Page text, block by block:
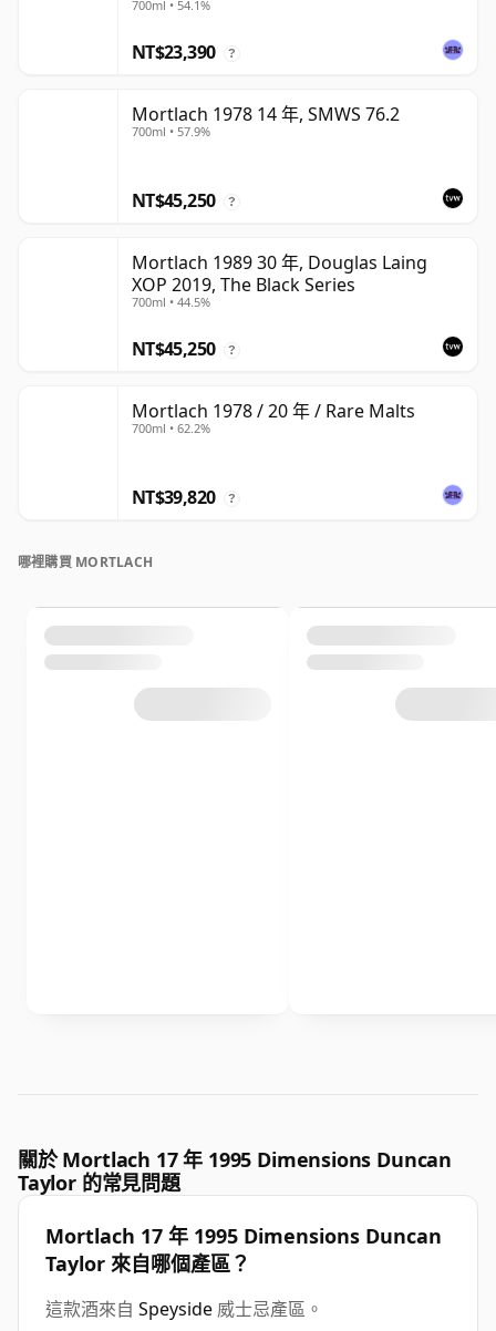
700ml • 54.1%
NT$23,390 ?
Mortlach 1978 14 年, SMWS 76.2
700ml • 57.9%
NT$45,250 ?
Mortlach 1989 30 年, Douglas Laing
XOP 2019, The Black Series
700ml • 44.5%
NT$45,250 ?
Mortlach 1978 / 20 年 / Rare Malts
700ml • 62.2%
NT$39,820 ?
哪裡購買 MORTLACH
關於 Mortlach 17 年 1995 Dimensions Duncan
Taylor 的常見問題
Mortlach 17 年 1995 Dimensions Duncan
Taylor 來自哪個產區？
這款酒來自 Speyside 威士忌產區。